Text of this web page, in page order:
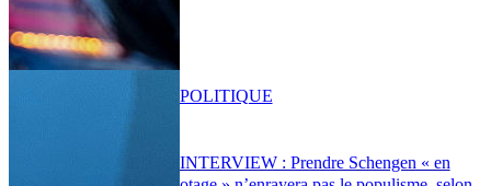
INTERVIEW : Prendre Schengen « en
POLITIQUE